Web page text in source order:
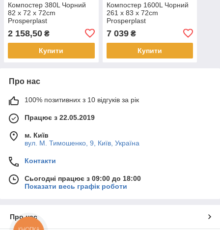
Компостер 380L Чорний
82 x 72 x 72cm
Prosperplast
2 158,50 ₴
Купити
Компостер 1600L Чорний
261 x 83 x 72cm
Prosperplast
7 039₴
Купити
Про нас
100% позитивних з 10 відгуків за рік
Працює з 22.05.2019
м. Київ
вул. М. Тимошенко, 9, Київ, Україна
Контакти
Сьогодні працює з 09:00 до 18:00
Показати весь графік роботи
Про нас